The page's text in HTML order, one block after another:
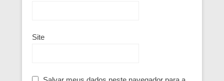
Site